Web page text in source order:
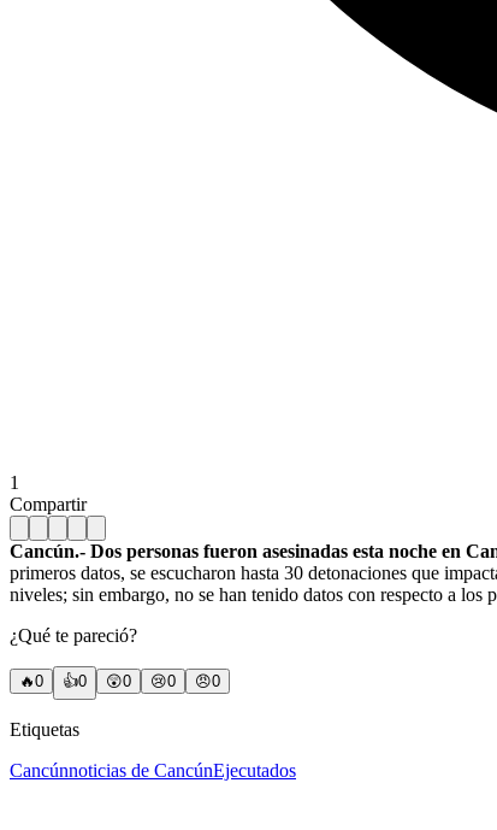
1
Compartir
Cancún.- Dos personas fueron asesinadas esta noche en
primeros datos, se escucharon hasta 30 detonaciones que
niveles; sin embargo, no se han tenido datos con respecto a los
¿Qué te pareció?
🔥0 👍0 😲0 😢0 😠0
Etiquetas
Cancúnnoticias de CancúnEjecutados